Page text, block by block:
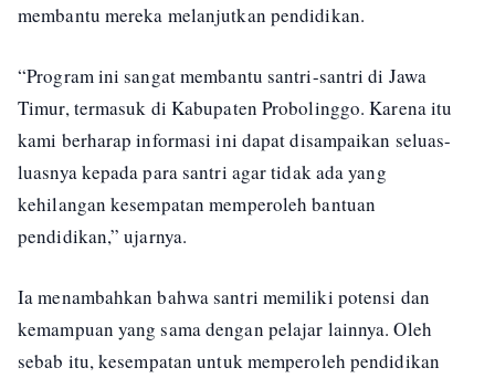
membantu mereka melanjutkan pendidikan.
“Program ini sangat membantu santri-santri di Jawa
Timur, termasuk di Kabupaten Probolinggo. Karena itu
kami berharap informasi ini dapat disampaikan seluas-
luasnya kepada para santri agar tidak ada yang
kehilangan kesempatan memperoleh bantuan
pendidikan,” ujarnya.
Ia menambahkan bahwa santri memiliki potensi dan
kemampuan yang sama dengan pelajar lainnya. Oleh
sebab itu, kesempatan untuk memperoleh pendidikan